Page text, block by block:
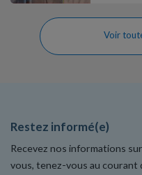
Voir
Restez informé(e)
Recevez nos informations
vous, tenez-vous au courant